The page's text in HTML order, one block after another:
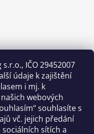
IČO 29452007
údaje k zajištění
i mj. k
webových
souhlasíte s
vč. jejich předání
sítích a